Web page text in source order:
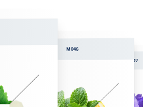
M046
W197